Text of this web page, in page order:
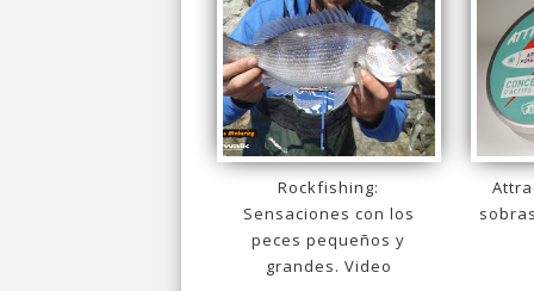
Rockfishing:
Sensaciones con los
peces pequeños y
grandes. Video